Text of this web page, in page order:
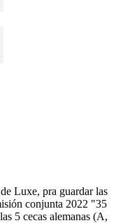
Luxe, pra guardar las
conjunta 2022 "35
5 cecas alemanas (A,